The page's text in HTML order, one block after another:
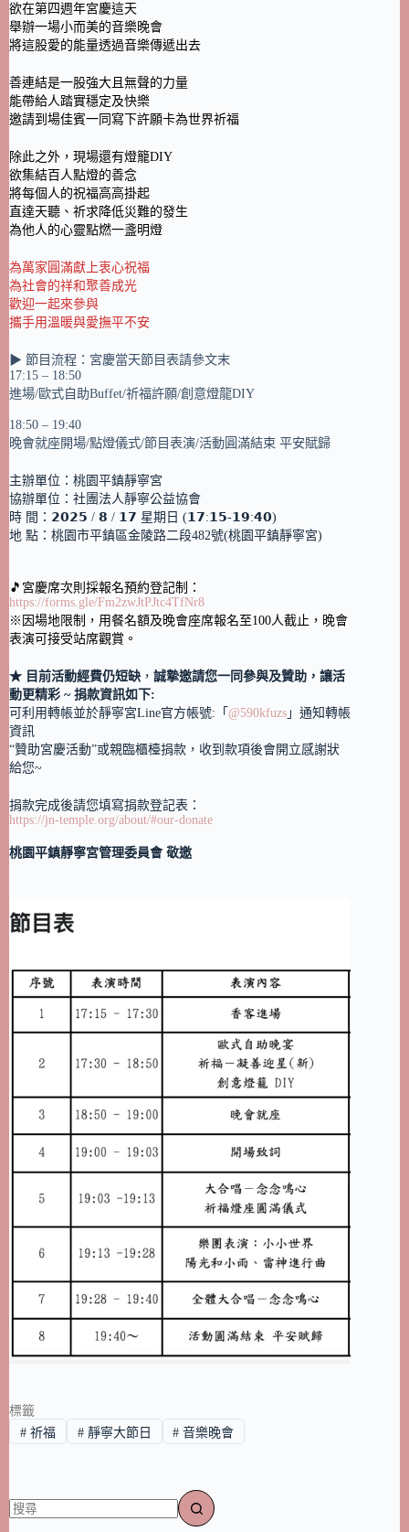
欲在第四週年宮慶這天
舉辦一場小而美的音樂晚會
將這股愛的能量透過音樂傳遞出去
善連結是一股強大且無聲的力量
能帶給人踏實穩定及快樂
邀請到場佳賓一同寫下許願卡為世界祈福
除此之外，現場還有燈籠DIY
欲集結百人點燈的善念
將每個人的祝福高高掛起
直達天聽、祈求降低災難的發生
為他人的心靈點燃一盞明燈
為萬家圓滿獻上衷心祝福
為社會的祥和聚善成光
歡迎一起來參與
攜手用溫暖與愛撫平不安
▶ 節目流程：宮慶當天節目表請參文末
17:15 – 18:50
進場/歐式自助Buffet/祈福許願/創意燈龍DIY
18:50 – 19:40
晚會就座開場/點燈儀式/節目表演/活動圓滿結束 平安賦歸
主辦單位：桃園平鎮靜寧宮
協辦單位：社團法人靜寧公益協會
時 間：𝟮𝟬𝟮𝟱 / 𝟴 / 𝟭𝟳 星期日 (𝟭𝟳:𝟭𝟱-𝟭𝟵:𝟰𝟬)
地 點：桃園市平鎮區金陵路二段482號(桃園平鎮靜寧宮)
🎵宮慶席次則採報名預約登記制：
https://forms.gle/Fm2zwJtPJtc4TfNr8
※因場地限制，用餐名額及晚會座席報名至100人截止，晚會
表演可接受站席觀賞。
★ 目前活動經費仍短缺 ， 誠摯邀請您一同參與及贊助，讓活
動更精彩 ~ 捐款資訊如下:
可利用轉帳並於靜寧宮Line官方帳號:「 @590kfuzs 」通知轉帳
資訊
“贊助宮慶活動”或親臨櫃檯捐款，收到款項後會開立感謝狀
給您~
捐款完成後請您填寫捐款登記表：
https://jn-temple.org/about/#our-donate
桃園平鎮靜寧宮管理委員會 敬邀
標籤
#祈福 #靜寧大節日 # 音樂晚會